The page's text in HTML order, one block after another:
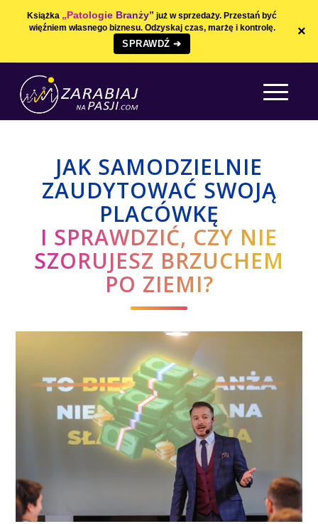
Książka „Patologie Branży” już w sprzedaży. Przestań być
więźniem własnego biznesu. Odzyskaj czas, marżę i kontrolę.
SPRAWDŹ ➔
×
JAK SAMODZIELNIE
ZAUDYTOWAĆ SWOJĄ
PLACÓWKĘ
I SPRAWDZIĆ, CZY NIE
SZORUJESZ BRZUCHEM
PO ZIEMI?